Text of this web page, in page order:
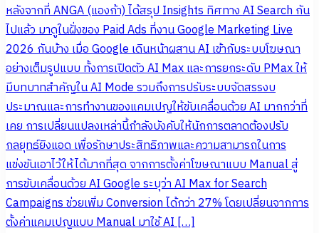
หลังจากที่ ANGA (แองก้า) ได้สรุป Insights ทิศทาง AI Search กัน
ไปแล้ว มาดูในฝั่งของ Paid Ads ที่งาน Google Marketing Live
2026 กันบ้าง เมื่อ Google เดินหน้าผสาน AI เข้ากับระบบโฆษณา
อย่างเต็มรูปแบบ ทั้งการเปิดตัว AI Max และการยกระดับ PMax ให้
มีบทบาทสำคัญใน AI Mode รวมถึงการปรับระบบจัดสรรงบ
ประมาณและการทำงานของแคมเปญให้ขับเคลื่อนด้วย AI มากกว่าที่
เคย การเปลี่ยนแปลงเหล่านี้กำลังบังคับให้นักการตลาดต้องปรับ
กลยุทธ์ยิงแอด เพื่อรักษาประสิทธิภาพและความสามารถในการ
แข่งขันเอาไว้ให้ได้มากที่สุด จากการตั้งค่าโฆษณาแบบ Manual สู่
การขับเคลื่อนด้วย AI Google ระบุว่า AI Max for Search
Campaigns ช่วยเพิ่ม Conversion ได้กว่า 27% โดยเปลี่ยนจากการ
ตั้งค่าแคมเปญแบบ Manual มาใช้ AI […]